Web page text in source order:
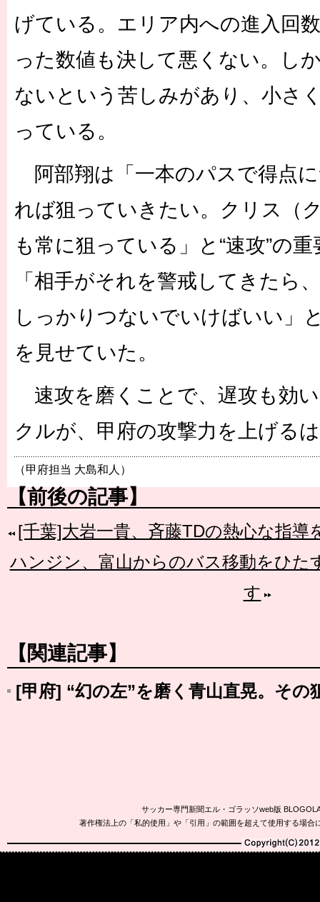
げている。エリア内への進入回
った数値も決して悪くない。し
ないという苦しみがあり、小さ
っている。
阿部翔は「一本のパスで得点
れば狙っていきたい。クリス（
も常に狙っている」と“速攻”の
「相手がそれを警戒してきたら
しっかりつないでいけばいい」
を見せていた。
速攻を磨くことで、遅攻も効
クルが、甲府の攻撃力を上げる
（甲府担当 大島和人）
【前後の記事】
[千葉]大岩一貴、斉藤TDの熱心な指導
ハンジン、富山からのバス移動をひた
す
【関連記事】
[甲府] “幻の左”を磨く青山直晃。その
サッカー専門新聞エル・ゴラッソweb版
著作権法上の「私的使用」や「引用」の範囲を超えて使用する場
Copyright(C)2010-